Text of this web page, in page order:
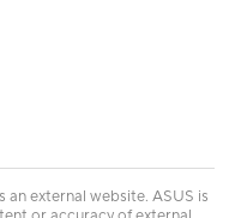
an external website. ASUS is